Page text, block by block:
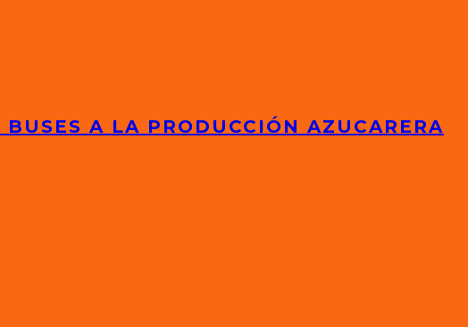
A LA PRODUCCIÓN AZUCARERA